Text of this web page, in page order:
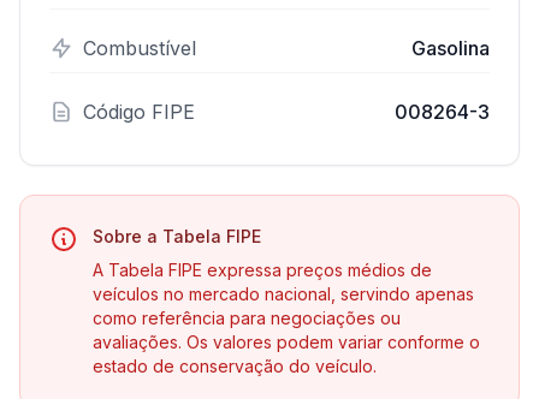
Combustível Gasolina
Código FIPE 008264-3
Sobre a Tabela FIPE
A Tabela FIPE expressa preços médios de
veículos no mercado nacional, servindo apenas
como referência para negociações ou
avaliações. Os valores podem variar conforme o
estado de conservação do veículo.